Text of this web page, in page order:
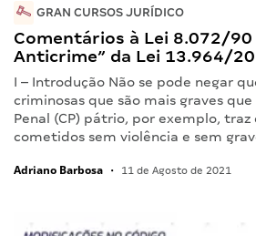
GRAN CURSOS JURÍDICO
Comentários à Lei 8.072/90
Anticrime” da Lei 13.964/
I – Introdução Não se pode negar
criminosas que são mais graves
Penal (CP) pátrio, por exemplo, traz
cometidos sem violência e sem
Adriano Barbosa • 11 de Agosto de 2021